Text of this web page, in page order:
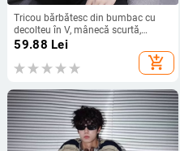
Tricou bărbătesc din bumbac cu
decolteu în V, mânecă scurtă,
croială Slim-Fit
59.88 Lei
add_shopping_cart